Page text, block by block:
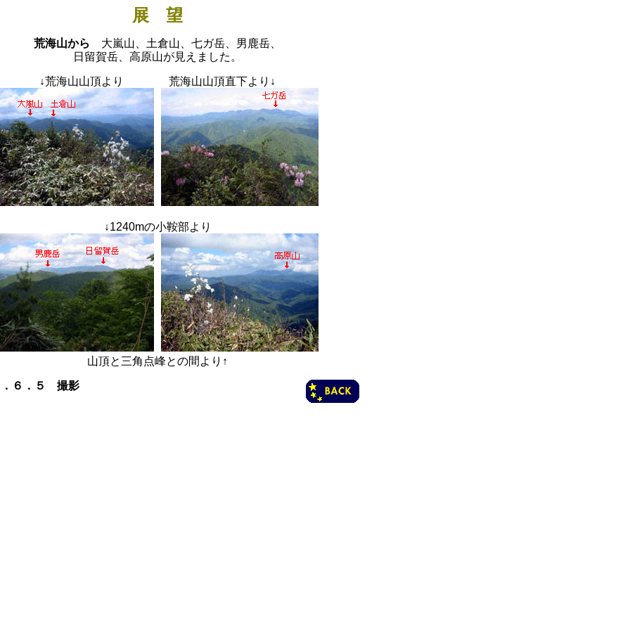
展 望
荒海山から
大嵐山、土倉山、七ガ岳、男鹿岳、
日留賀岳、高原山が見えました。
↓荒海山山頂より 荒海山山頂直下より ↓
↓1240mの小鞍部より
山頂と三角点峰との間より ↑
．６．５ 撮影